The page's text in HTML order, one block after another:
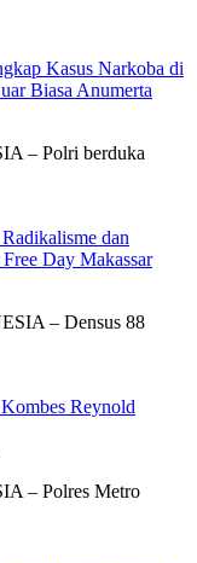
Kasus Narkoba di
Biasa Anumerta
– Polri berduka
dan
Day Makassar
– Densus 88
Reynold
– Polres Metro